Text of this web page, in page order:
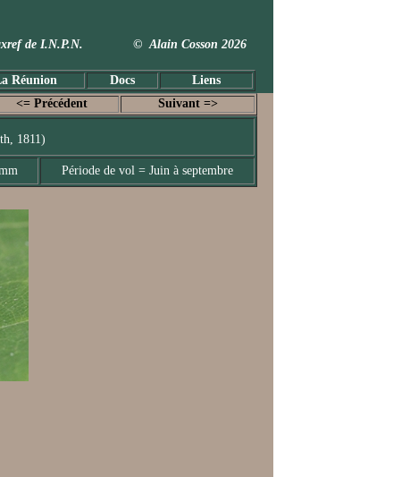
Taxref de I.N.P.N. © Alain Cosson 2026
Réunion Docs Liens
<= Précédent Suivant =>
1811)
Période de vol = Juin à septembre